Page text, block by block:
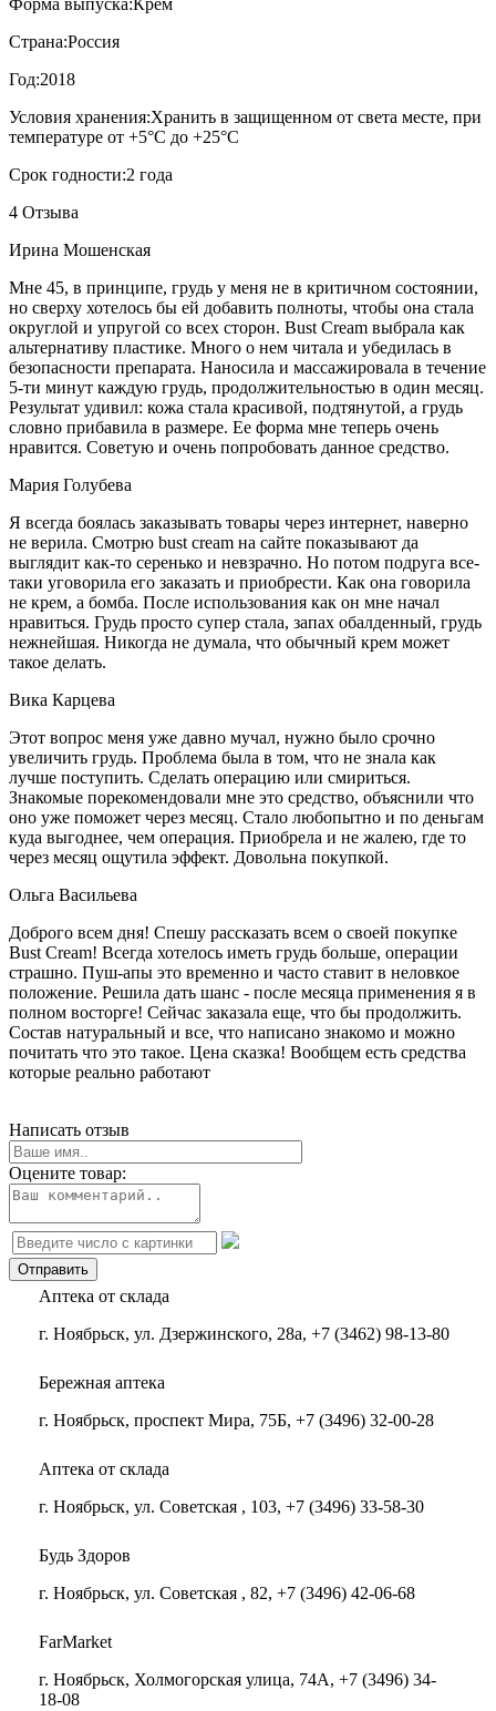
Форма выпуска: Крем
Страна:Россия
Год:2018
Условия хранения:Хранить в защищенном от света месте, при
температуре от +5°С до +25°С
Срок годности:2 года
4 Отзыва
Ирина Мошенская
Мне 45, в принципе, грудь у меня не в критичном состоянии,
но сверху хотелось бы ей добавить полноты, чтобы она стала
округлой и упругой со всех сторон. Bust Cream выбрала как
альтернативу пластике. Много о нем читала и убедилась в
безопасности препарата. Наносила и массажировала в течение
5-ти минут каждую грудь, продолжительностью в один месяц.
Результат удивил: кожа стала красивой, подтянутой, а грудь
словно прибавила в размере. Ее форма мне теперь очень
нравится. Советую и очень попробовать данное средство.
Мария Голубева
Я всегда боялась заказывать товары через интернет, наверно
не верила. Смотрю bust cream на сайте показывают да
выглядит как-то серенько и невзрачно. Но потом подруга все-
таки уговорила его заказать и приобрести. Как она говорила
не крем, а бомба. После использования как он мне начал
нравиться. Грудь просто супер стала, запах обалденный, грудь
нежнейшая. Никогда не думала, что обычный крем может
такое делать.
Вика Карцева
Этот вопрос меня уже давно мучал, нужно было срочно
увеличить грудь. Проблема была в том, что не знала как
лучше поступить. Сделать операцию или смириться.
Знакомые порекомендовали мне это средство, объяснили что
оно уже поможет через месяц. Стало любопытно и по деньгам
куда выгоднее, чем операция. Приобрела и не жалею, где то
через месяц ощутила эффект. Довольна покупкой.
Ольга Васильева
Доброго всем дня! Спешу рассказать всем о своей покупке
Bust Cream! Всегда хотелось иметь грудь больше, операции
страшно. Пуш-апы это временно и часто ставит в неловкое
положение. Решила дать шанс - после месяца применения я в
полном восторге! Сейчас заказала еще, что бы продолжить.
Состав натуральный и все, что написано знакомо и можно
почитать что это такое. Цена сказка! Вообщем есть средства
которые реально работают
Написать отзыв
Оцените товар:
Аптека от склада
г. Ноябрьск, ул. Дзержинского, 28а, +7 (3462) 98-13-80
Бережная аптека
г. Ноябрьск, проспект Мира, 75Б, +7 (3496) 32-00-28
Аптека от склада
г. Ноябрьск, ул. Советская , 103, +7 (3496) 33-58-30
Будь Здоров
г. Ноябрьск, ул. Советская , 82, +7 (3496) 42-06-68
FarMarket
г. Ноябрьск, Холмогорская улица, 74А, +7 (3496) 34-
18-08